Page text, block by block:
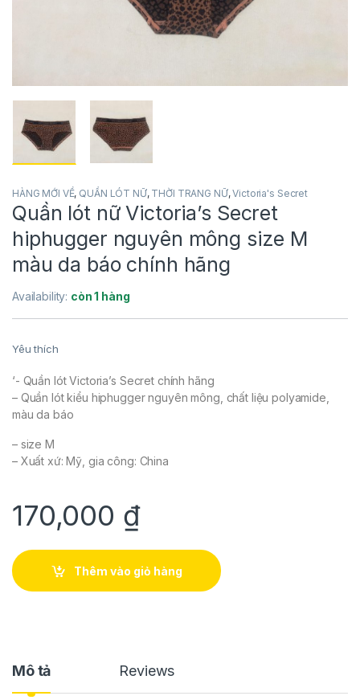
HÀNG MỚI VỀ, QUẦN LÓT NỮ, THỜI TRANG NỮ,Victoria's Secret
Quần lót nữ Victoria’s Secret
hiphugger nguyên mông size M
màu da báo chính hãng
Availability: còn 1 hàng
Yêu thích
‘- Quần lót Victoria’s Secret chính hãng
– Quần lót kiểu hiphugger nguyên mông, chất liệu polyamide,
màu da báo
– size M
– Xuất xứ: Mỹ, gia công: China
170,000 ₫
Thêm vào giỏ hàng
Mô tả Reviews